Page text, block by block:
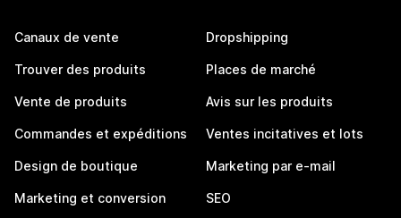
Canaux de vente
Trouver des produits
Vente de produits
Commandes et expéditions
Design de boutique
Marketing et conversion
Dropshipping
Places de marché
Avis sur les produits
Ventes incitatives et lots
Marketing par e-mail
SEO